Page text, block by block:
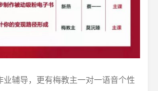
业辅导，更有梅教主一对一语音个性